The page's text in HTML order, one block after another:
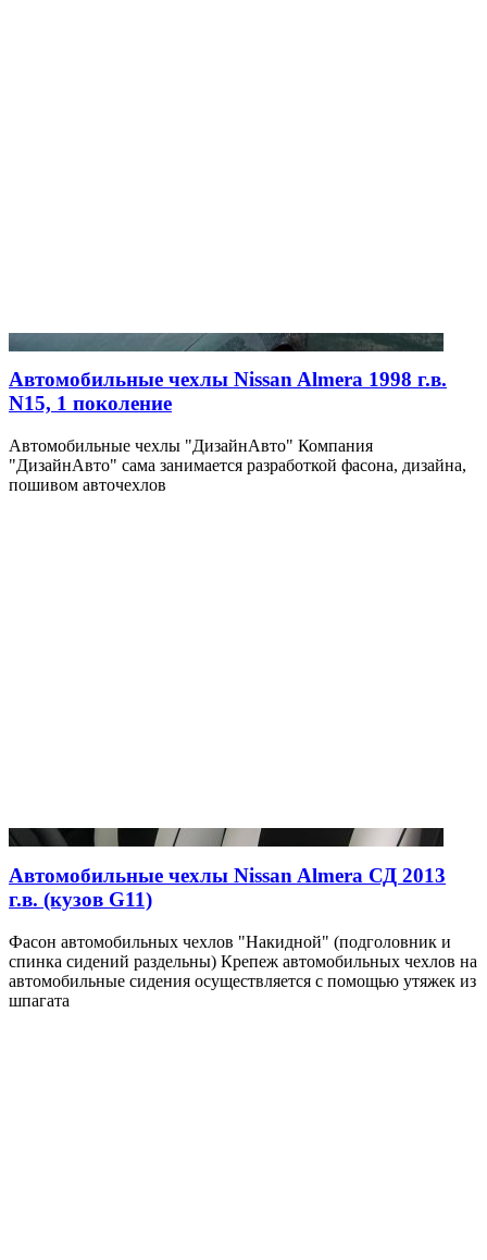
Автомобильные чехлы Nissan Almera 1998 г.в.
N15, 1 поколение
Автомобильные чехлы "ДизайнАвто" Компания
"ДизайнАвто" сама занимается разработкой фасона, дизайна,
пошивом авточехлов
Автомобильные чехлы Nissan Almera СД 2013
г.в. (кузов G11)
Фасон автомобильных чехлов "Накидной" (подголовник и
спинка сидений раздельны) Крепеж автомобильных чехлов на
автомобильные сидения осуществляется с помощью утяжек из
шпагата